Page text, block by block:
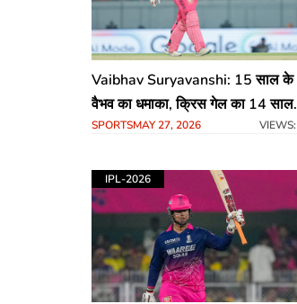
Vaibhav Suryavanshi: 15 साल के
वैभव का धमाका, क्रिस गेल का 14 साल
पुराना ‘छक्कों का साम्राज्य’ किया ध्वस्त
SPORTSMAY 27, 2026
IPL-2026